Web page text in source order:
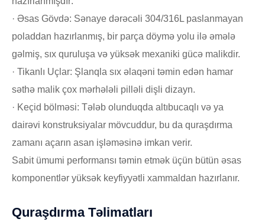
· Əsas Gövdə: Sənaye dərəcəli 304/316L paslanmayan
poladdan hazırlanmış, bir parça döymə yolu ilə əmələ
gəlmiş, sıx quruluşa və yüksək mexaniki gücə malikdir.
· Tikanlı Uçlar: Şlanqla sıx əlaqəni təmin edən hamar
səthə malik çox mərhələli pilləli dişli dizayn.
· Keçid bölməsi: Tələb olunduqda altıbucaqlı və ya
dairəvi konstruksiyalar mövcuddur, bu da quraşdırma
zamanı açarın asan işləməsinə imkan verir.
Sabit ümumi performansı təmin etmək üçün bütün əsas
komponentlər yüksək keyfiyyətli xammaldan hazırlanır.
Quraşdırma Təlimatları